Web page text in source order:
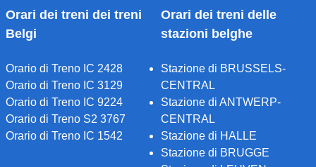
Orari dei treni dei treni
Belgi
Orario di Treno IC 2428
Orario di Treno IC 3129
Orario di Treno IC 9224
Orario di Treno S2 3767
Orario di Treno IC 1542
Orari dei treni delle
stazioni belghe
Stazione di BRUSSELS-
CENTRAL
Stazione di ANTWERP-
CENTRAL
Stazione di HALLE
Stazione di BRUGGE